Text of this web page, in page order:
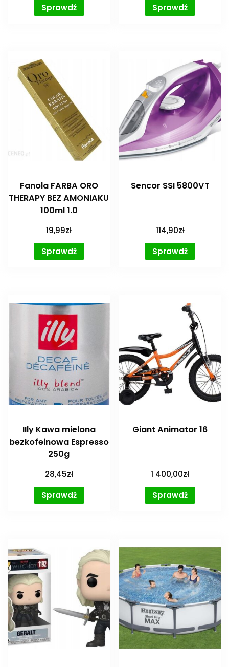
Sprawdź
Sprawdź
Fanola FARBA ORO
THERAPY BEZ AMONIAKU
100ml 1.0
19,99zł
Sprawdź
Sencor SSI 5800VT
114,90zł
Sprawdź
IIly Kawa mielona
bezkofeinowa Espresso
250g
28,45zł
Sprawdź
Giant Animator 16
1 400,00zł
Sprawdź